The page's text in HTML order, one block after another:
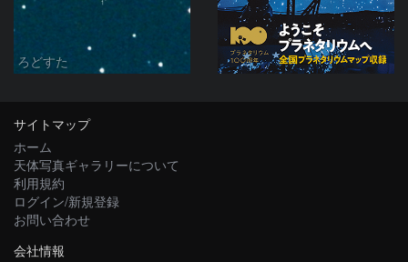
ろどすた
サイトマップ
ホーム
天体写真ギャラリーについて
利用規約
ログイン/新規登録
お問い合わせ
会社情報